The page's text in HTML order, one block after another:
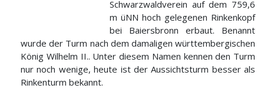
Schwarzwaldverein auf dem 759,6
m üNN hoch gelegenen Rinkenkopf
bei Baiersbronn erbaut. Benannt
wurde der Turm nach dem damaligen württembergischen
König Wilhelm II.. Unter diesem Namen kennen den Turm
nur noch wenige, heute ist der Aussichtsturm besser als
Rinkenturm bekannt.